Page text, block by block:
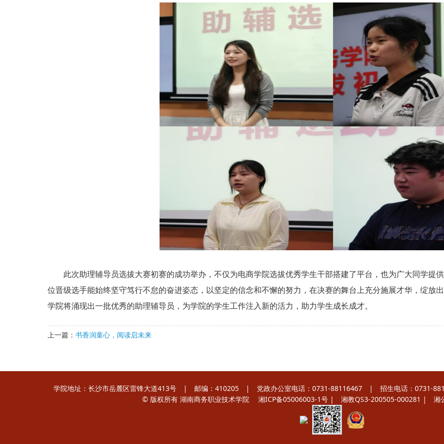
此次助理辅导员选拔大赛初赛的成功举办，不仅为电商学院选拔优秀学生干部搭建了平台，也为广大同学提
位晋级选手能始终坚守笃行不怠的奋进姿态，以坚定的信念和不懈的努力，在决赛的舞台上充分施展才华，绽放
学院将涌现出一批优秀的助理辅导员，为学院的学生工作注入新的活力，助力学生成长成才。
上一篇： 书香润童心，阅读启未来
学院地址：长沙市岳麓区雷锋大道413号 | 邮编：410205 | 党政办公室电话：0731-88116467 | 招生电话：
© 版权所有 湖南商务职业技术学院
湘ICP备05006003-1号 | 湘教QS3-200505-000281 | 湘